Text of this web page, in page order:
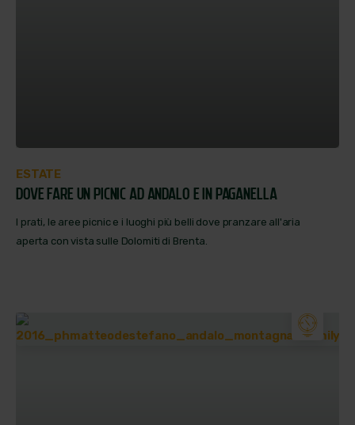
ESTATE
DOVE FARE UN PICNIC AD ANDALO E IN PAGANELLA
I prati, le aree picnic e i luoghi più belli dove pranzare all'aria
aperta con vista sulle Dolomiti di Brenta.